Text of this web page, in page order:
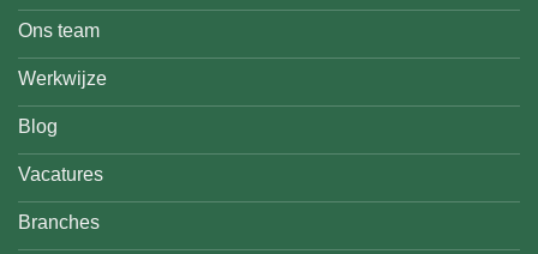
Ons team
Werkwijze
Blog
Vacatures
Branches